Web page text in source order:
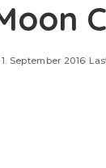
1. September 2016